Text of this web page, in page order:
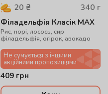
20 ₴ 340 г
Філадельфія Класік MAX
Рис, норі, лосось, сир
філадельфія, огірок, авокадо
Не сумується з іншими
акційними пропозиціями
409 грн